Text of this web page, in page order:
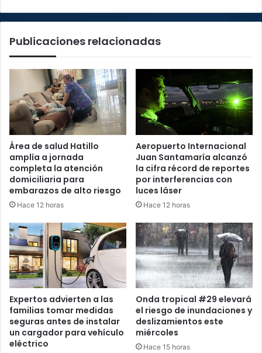
Publicaciones relacionadas
Área de salud Hatillo
amplía a jornada
completa la atención
domiciliaria para
embarazos de alto riesgo
Hace 12 horas
Aeropuerto Internacional
Juan Santamaría alcanzó
la cifra récord de reportes
por interferencias con
luces láser
Hace 12 horas
Expertos advierten a las
familias tomar medidas
seguras antes de instalar
un cargador para vehículo
eléctrico
Onda tropical #29 elevará
el riesgo de inundaciones y
deslizamientos este
miércoles
Hace 15 horas